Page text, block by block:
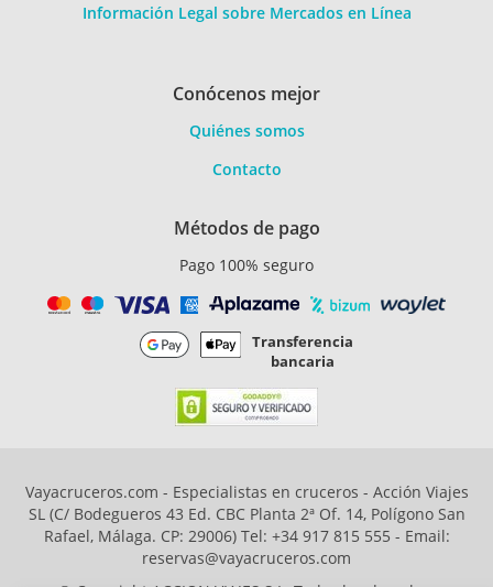
Información Legal sobre Mercados en Línea
Conócenos mejor
Quiénes somos
Contacto
Métodos de pago
Pago 100% seguro
Transferencia
bancaria
Vayacruceros.com - Especialistas en cruceros - Acción Viajes
SL (C/ Bodegueros 43 Ed. CBC Planta 2ª Of. 14, Polígono San
Rafael, Málaga. CP: 29006) Tel: +34 917 815 555 - Email:
reservas@vayacruceros.com